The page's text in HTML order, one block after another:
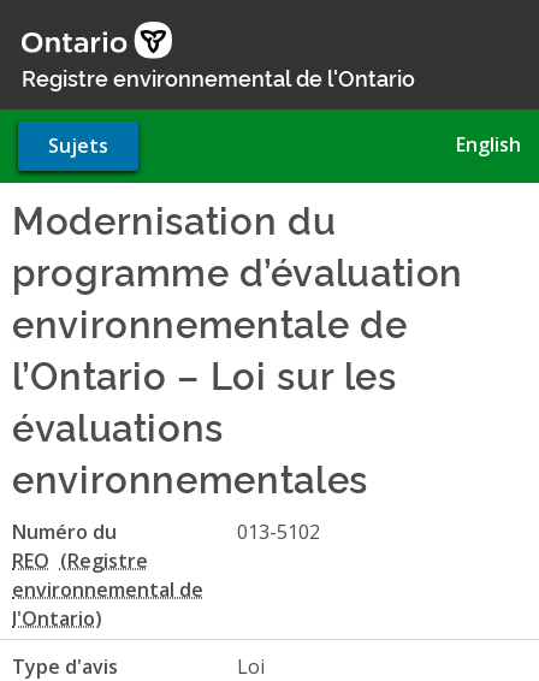
au
contenu
Registre environnemental de l'Ontario
Sujets English
Modernisation du
programme d’évaluation
environnementale de
l’Ontario – Loi sur les
évaluations
environnementales
Numéro du
REO
013-5102
Type d'avis
Loi